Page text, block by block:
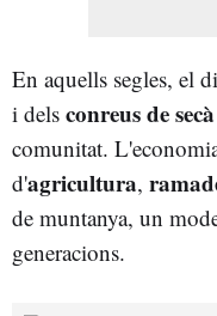
En aquells segles, el
i dels conreus de secà
comunitat.
d'agricultura,
de muntanya, un
generacions.